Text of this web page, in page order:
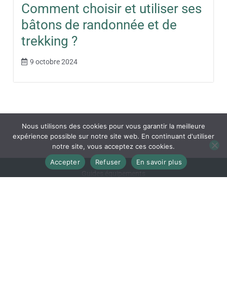
Comment choisir et utiliser ses
bâtons de randonnée et de
trekking ?
9 octobre 2024
Nous utilisons des cookies pour vous garantir la meilleure
expérience possible sur notre site web. En continuant d'utiliser
notre site, vous acceptez ces cookies.
Accepter
Refuser En savoir plus